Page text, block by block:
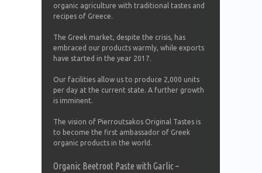
organic agriculture with traditional tastes and
recipes of Greece.
The Greek market, despite the crisis, has
embraced our products warmly, while exports
have started in the year 2017.
Our facilities allow us to produce 2,000 units
per day at the current state. A further growth
is imminent.
The vision of Pierroutsakos Original Tastes is
to become the first ambassador of Greek
organic products in the world.
Organic Beetroot Paste with Garlic –